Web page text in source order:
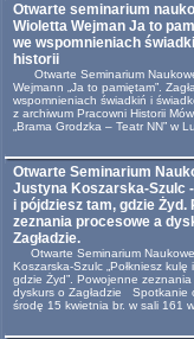
Otwarte seminarium
Wioletta Wejman Ja to
we wspomnieniach
historii
Otwarte Seminarium
Wejmann „Ja to pamiętam”.
wspomnieniach świadkiń i
z archiwum Pracowni Historii
„Brama Grodzka – Teatr NN” w
Otwarte Seminarium
Justyna Koszarska-Szulc
i pójdziesz tam, gdzie Żyd.
zeznania procesowe a
Zagładzie.
Otwarte Seminarium
Koszarska-Szulc „Połkniesz kulę
gdzie Żyd”. Powojenne
dyskurs o Zagładzie Spotkanie
środę 15 kwietnia br. w sali 161 w